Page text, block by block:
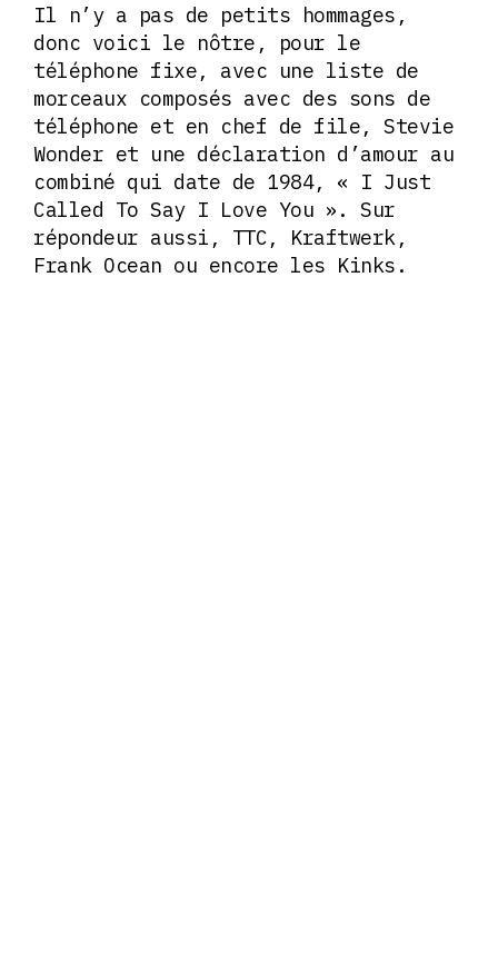
Il n’y a pas de petits hommages,
donc voici le nôtre, pour le
téléphone fixe, avec une liste de
morceaux composés avec des sons de
téléphone et en chef de file, Stevie
Wonder et une déclaration d’amour au
combiné qui date de 1984, « I Just
Called To Say I Love You ». Sur
répondeur aussi, TTC, Kraftwerk,
Frank Ocean ou encore les Kinks.